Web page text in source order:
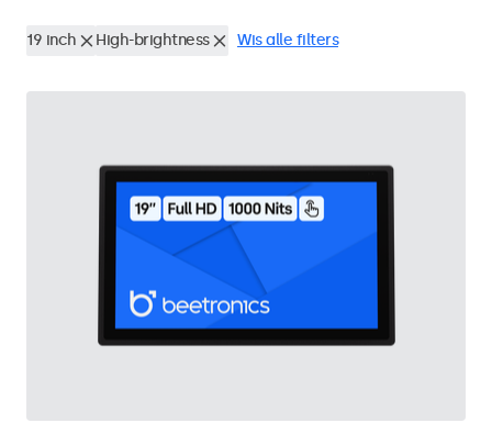
19 inch High-brightness Wis alle filters